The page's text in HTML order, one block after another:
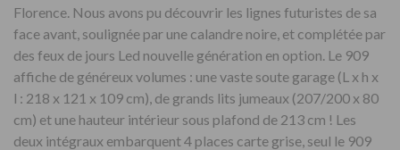
Florence. Nous avons pu découvrir les lignes futuristes de sa
face avant, soulignée par une calandre noire, et complétée par
des feux de jours Led nouvelle génération en option. Le 909
affiche de généreux volumes : une vaste soute garage (L x h x
l : 218 x 121 x 109 cm), de grands lits jumeaux (207/200 x 80
cm) et une hauteur intérieur sous plafond de 213 cm ! Les
deux intégraux embarquent 4 places carte grise, seul le 909